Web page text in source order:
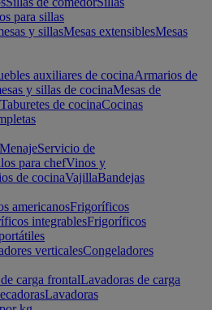
para sillas
y sillasMesas extensiblesMesas
auxiliares de cocinaArmarios de
y sillas de cocinaMesas de
Taburetes de cocinaCocinas
MenajeServicio de
para chefVinos y
de cocinaVajillaBandejas
americanosFrigoríficos
integrablesFrigoríficos
verticalesCongeladores
carga frontalLavadoras de carga
Lavadoras